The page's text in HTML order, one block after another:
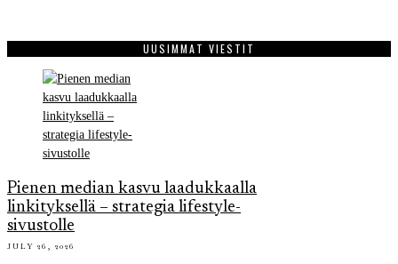
UUSIMMAT VIESTIT
Pienen median kasvu laadukkaalla
linkityksellä – strategia lifestyle-
sivustolle
JULY 26, 2026